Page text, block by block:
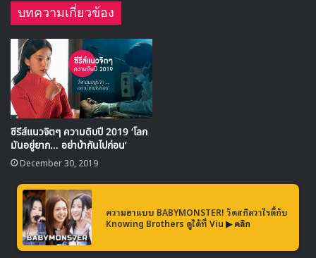
คลิกเพื่ออ่าน:ชาวเน็ตปลื้มโมเมนต์เพื่อนวัยเด็ก ‘แบม
แบม-ลิซ่า’ ในงาน AIS 30th Anniversary